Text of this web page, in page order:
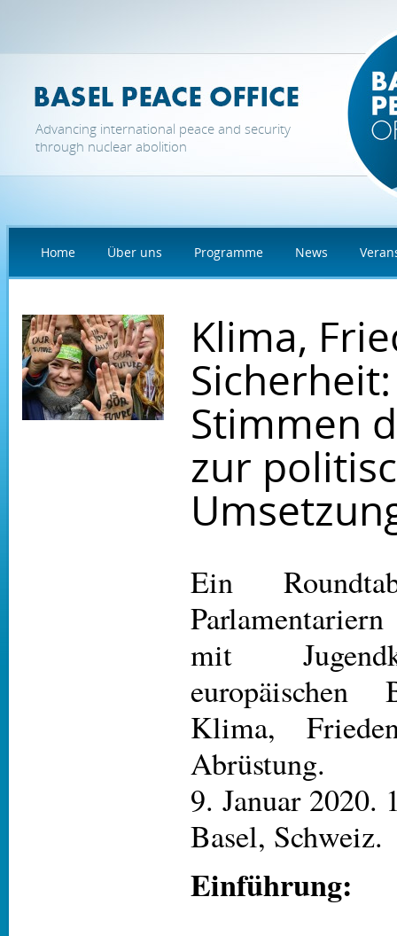
Advancing international peace and security
through nuclear abolition
Home Über uns Programme News
Klima,
Stimmen
zur
Ein
mit
europäischen
Klima,
Abrüstung.
9. Januar 2020.
Basel, Schweiz.
Einführung: